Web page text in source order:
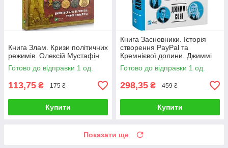
Книга Злам. Кризи політичних
режимів. Олексій Мустафін
Готово до відправки 1 од.
113,75 ₴ 175 ₴
Купити
Книга Засновники. Історія
створення PayPal та
Кремнієвої долини. Джиммі
Сонні
Готово до відправки 1 од.
298,35 ₴ 459 ₴
Купити
Показати ще